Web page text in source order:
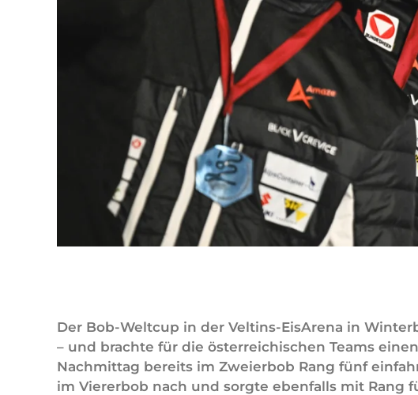
Der Bob-Weltcup in der Veltins-EisArena in
– und brachte für die österreichischen Teams
Nachmittag bereits im Zweierbob Rang fünf
im Viererbob nach und sorgte ebenfalls mit Rang